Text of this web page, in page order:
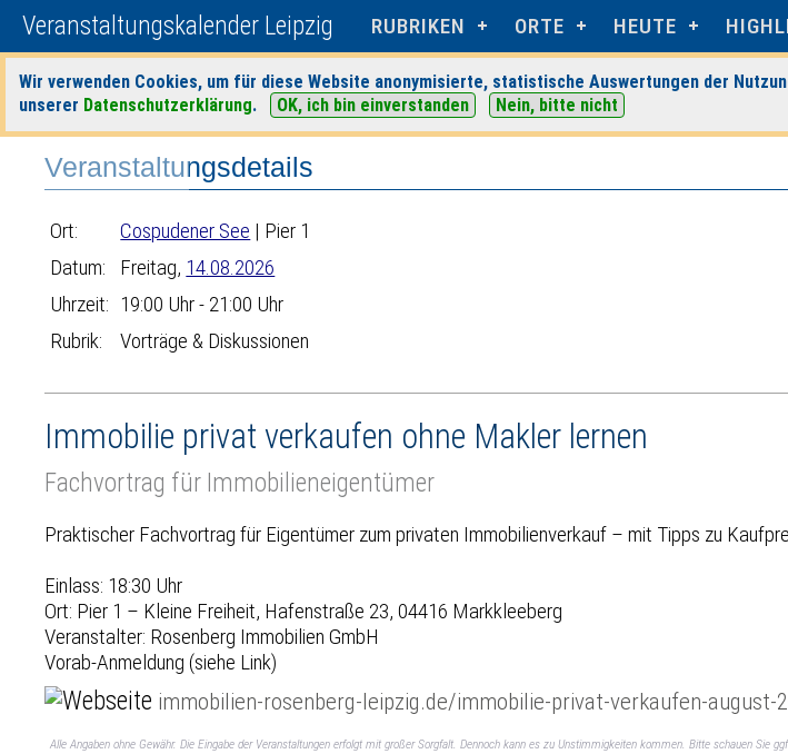
Veranstaltungskalender Leipzig RUBRIKEN ORTE HEUTE
Wir verwenden Cookies, um für diese Website anonymisierte, statistische Auswertungen der
unserer Datenschutzerklärung. OK, ich bin einverstanden Nein, bitte nicht
Startseite>Veranstaltungen>Suche> Vorträge & Diskussionen Cospudener See> Veranstaltungsdetails
Veranstaltungsdetails
Ort: Cospudener See | Pier 1
Datum:
Freitag, 14.08.2026
Uhrzeit: 19:00 Uhr - 21:00 Uhr
Rubrik:
Vorträge & Diskussionen
Immobilie privat verkaufen ohne Makler lernen
Fachvortrag für Immobilieneigentümer
Praktischer Fachvortrag für Eigentümer zum privaten Immobilienverkauf – mit Tipps zu
Einlass: 18:30 Uhr
Ort: Pier 1 – Kleine Freiheit, Hafenstraße 23, 04416 Markkleeberg
Veranstalter: Rosenberg Immobilien GmbH
Vorab-Anmeldung (siehe Link)
immobilien-rosenberg-leipzig.de/immobilie-privat-verkaufen-august-
Alle Angaben ohne Gewähr. Die Eingabe der Veranstaltungen erfolgt mit großer Sorgfalt. Dennoch kann es zu Unstimmigkeiten kommen. Bitte schauen Sie